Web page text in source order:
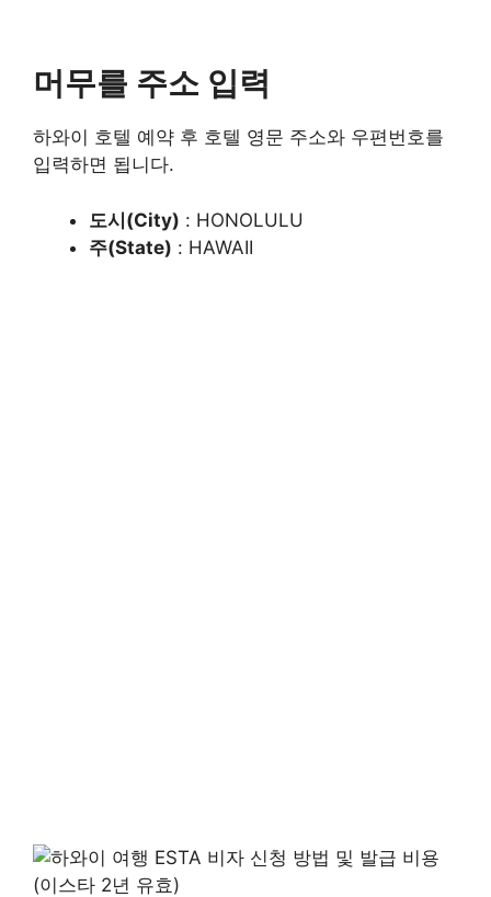
머무를 주소 입력
하와이 호텔 예약 후 호텔 영문 주소와 우편번호를
입력하면 됩니다.
도시(City) : HONOLULU
주(State) : HAWAII